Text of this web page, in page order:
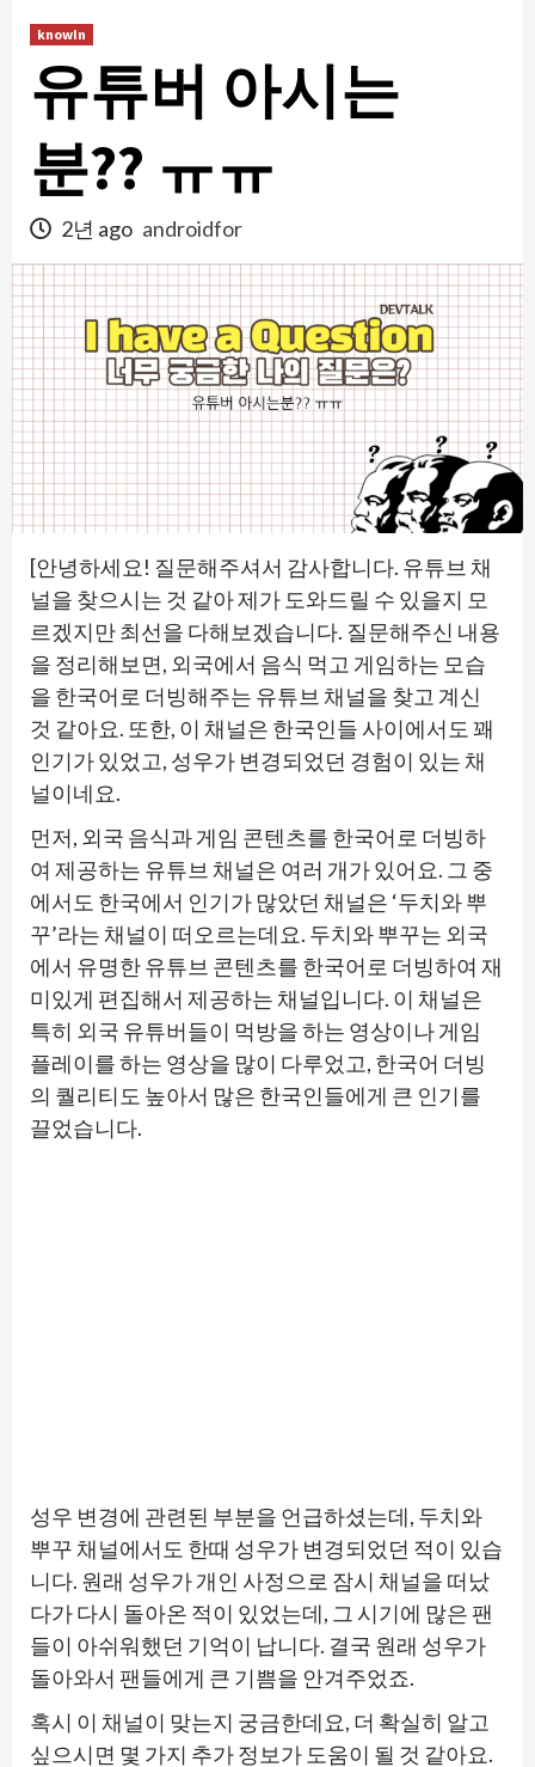
knowIn
유튜버 아시는
분?? ㅠㅠ
2년 ago androidfor
[안녕하세요! 질문해주셔서 감사합니다. 유튜브 채
널을 찾으시는 것 같아 제가 도와드릴 수 있을지 모
르겠지만 최선을 다해보겠습니다. 질문해주신 내용
을 정리해보면, 외국에서 음식 먹고 게임하는 모습
을 한국어로 더빙해주는 유튜브 채널을 찾고 계신
것 같아요. 또한, 이 채널은 한국인들 사이에서도 꽤
인기가 있었고, 성우가 변경되었던 경험이 있는 채
널이네요.
먼저, 외국 음식과 게임 콘텐츠를 한국어로 더빙하
여 제공하는 유튜브 채널은 여러 개가 있어요. 그 중
에서도 한국에서 인기가 많았던 채널은 ‘두치와 뿌
꾸’라는 채널이 떠오르는데요. 두치와 뿌꾸는 외국
에서 유명한 유튜브 콘텐츠를 한국어로 더빙하여 재
미있게 편집해서 제공하는 채널입니다. 이 채널은
특히 외국 유튜버들이 먹방을 하는 영상이나 게임
플레이를 하는 영상을 많이 다루었고, 한국어 더빙
의 퀄리티도 높아서 많은 한국인들에게 큰 인기를
끌었습니다.
성우 변경에 관련된 부분을 언급하셨는데, 두치와
뿌꾸 채널에서도 한때 성우가 변경되었던 적이 있습
니다. 원래 성우가 개인 사정으로 잠시 채널을 떠났
다가 다시 돌아온 적이 있었는데, 그 시기에 많은 팬
들이 아쉬워했던 기억이 납니다. 결국 원래 성우가
돌아와서 팬들에게 큰 기쁨을 안겨주었죠.
혹시 이 채널이 맞는지 궁금한데요, 더 확실히 알고
싶으시면 몇 가지 추가 정보가 도움이 될 것 같아요.